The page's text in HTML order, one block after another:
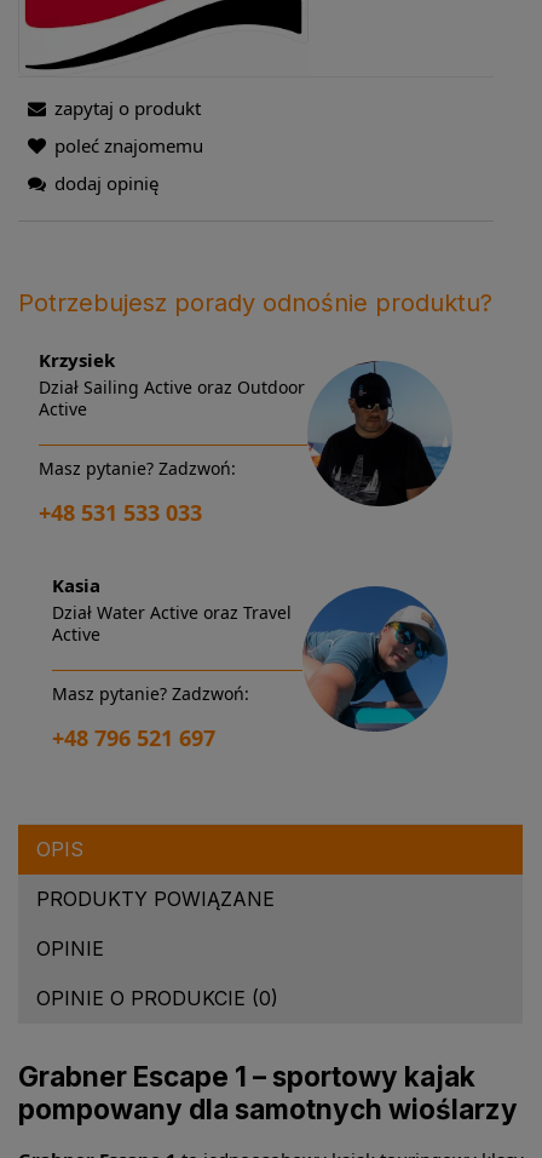
zapytaj o produkt
poleć znajomemu
dodaj opinię
Potrzebujesz porady odnośnie produktu?
Krzysiek
Dział Sailing Active oraz Outdoor
Active
Masz pytanie? Zadzwoń:
+48 531 533 033
Kasia
Dział Water Active oraz Travel
Active
Masz pytanie? Zadzwoń:
+48 796 521 697
OPIS
PRODUKTY POWIĄZANE
OPINIE
OPINIE O PRODUKCIE (0)
Grabner Escape 1 – sportowy kajak
pompowany dla samotnych wioślarzy